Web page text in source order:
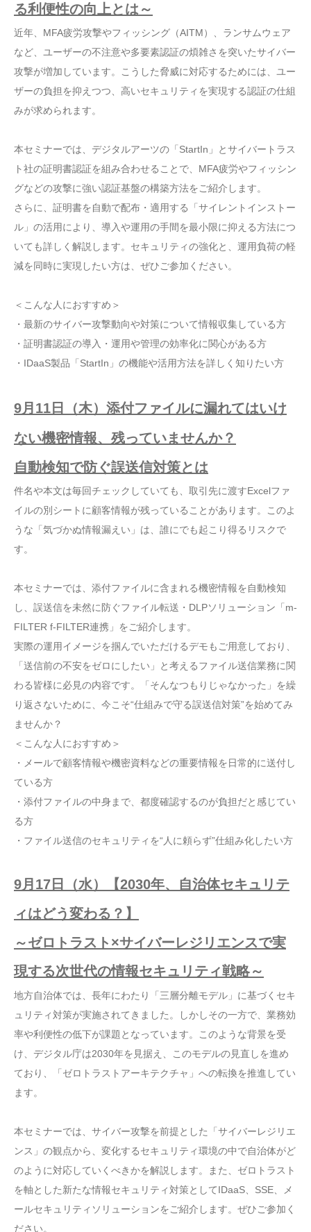
る利便性の向上とは～
近年、MFA疲労攻撃やフィッシング（AITM）、ランサムウェア
など、ユーザーの不注意や多要素認証の煩雑さを突いたサイバー
攻撃が増加しています。こうした脅威に対応するためには、ユー
ザーの負担を抑えつつ、高いセキュリティを実現する認証の仕組
みが求められます。
本セミナーでは、デジタルアーツの「StartIn」とサイバートラス
ト社の証明書認証を組み合わせることで、MFA疲労やフィッシン
グなどの攻撃に強い認証基盤の構築方法をご紹介します。
さらに、証明書を自動で配布・適用する「サイレントインストー
ル」の活用により、導入や運用の手間を最小限に抑える方法につ
いても詳しく解説します。セキュリティの強化と、運用負荷の軽
減を同時に実現したい方は、ぜひご参加ください。
＜こんな人におすすめ＞
・最新のサイバー攻撃動向や対策について情報収集している方
・証明書認証の導入・運用や管理の効率化に関心がある方
・IDaaS製品「StartIn」の機能や活用方法を詳しく知りたい方
9月11日（木）添付ファイルに漏れてはいけ
ない機密情報、残っていませんか？
自動検知で防ぐ誤送信対策とは
件名や本文は毎回チェックしていても、取引先に渡すExcelファ
イルの別シートに顧客情報が残っていることがあります。このよ
うな「気づかぬ情報漏えい」は、誰にでも起こり得るリスクで
す。
本セミナーでは、添付ファイルに含まれる機密情報を自動検知
し、誤送信を未然に防ぐファイル転送・DLPソリューション「m-
FILTER f-FILTER連携」をご紹介します。
実際の運用イメージを掴んでいただけるデモもご用意しており、
「送信前の不安をゼロにしたい」と考えるファイル送信業務に関
わる皆様に必見の内容です。「そんなつもりじゃなかった」を繰
り返さないために、今こそ“仕組みで守る誤送信対策”を始めてみ
ませんか？
＜こんな人におすすめ＞
・メールで顧客情報や機密資料などの重要情報を日常的に送付し
ている方
・添付ファイルの中身まで、都度確認するのが負担だと感じてい
る方
・ファイル送信のセキュリティを“人に頼らず”仕組み化したい方
9月17日（水）【2030年、自治体セキュリテ
ィはどう変わる？】
～ゼロトラスト×サイバーレジリエンスで実
現する次世代の情報セキュリティ戦略～
地方自治体では、長年にわたり「三層分離モデル」に基づくセキ
ュリティ対策が実施されてきました。しかしその一方で、業務効
率や利便性の低下が課題となっています。このような背景を受
け、デジタル庁は2030年を見据え、このモデルの見直しを進め
ており、「ゼロトラストアーキテクチャ」への転換を推進してい
ます。
本セミナーでは、サイバー攻撃を前提とした「サイバーレジリエ
ンス」の観点から、変化するセキュリティ環境の中で自治体がど
のように対応していくべきかを解説します。また、ゼロトラスト
を軸とした新たな情報セキュリティ対策としてIDaaS、SSE、メ
ールセキュリティソリューションをご紹介します。ぜひご参加く
ださい。